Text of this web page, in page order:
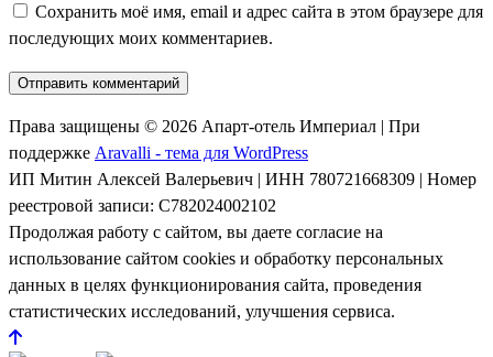
Сохранить моё имя, email и адрес сайта в этом браузере для
последующих моих комментариев.
Права защищены © 2026 Апарт-отель Империал | При
поддержке Aravalli - тема для WordPress
ИП Митин Алексей Валерьевич | ИНН 780721668309 | Номер
реестровой записи: С782024002102
Продолжая работу с сайтом, вы даете согласие на
использование сайтом cookies и обработку персональных
данных в целях функционирования сайта, проведения
статистических исследований, улучшения сервиса.